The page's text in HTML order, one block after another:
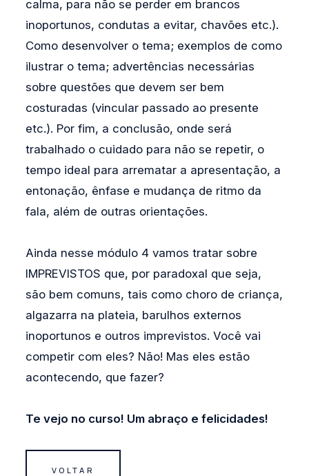
calma, para não se perder em brancos
inoportunos, condutas a evitar, chavões etc.).
Como desenvolver o tema; exemplos de como
ilustrar o tema; advertências necessárias
sobre questões que devem ser bem
costuradas (vincular passado ao presente
etc.). Por fim, a conclusão, onde será
trabalhado o cuidado para não se repetir, o
tempo ideal para arrematar a apresentação, a
entonação, ênfase e mudança de ritmo da
fala, além de outras orientações.
Ainda nesse módulo 4 vamos tratar sobre
IMPREVISTOS que, por paradoxal que seja,
são bem comuns, tais como choro de criança,
algazarra na plateia, barulhos externos
inoportunos e outros imprevistos. Você vai
competir com eles? Não! Mas eles estão
acontecendo, que fazer?
Te vejo no curso! Um abraço e felicidades!
VOLTAR